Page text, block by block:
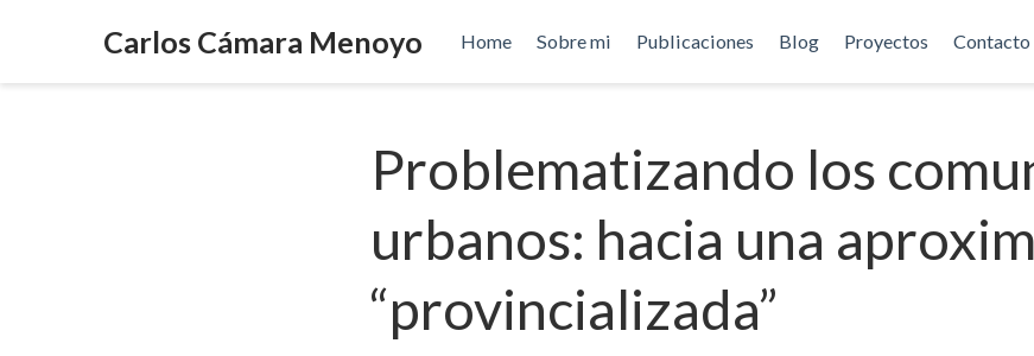
Carlos Cámara Menoyo Home Sobre mi Publicaciones Blog Proyectos Contacto
Problematizando los
urbanos: hacia una
“provincializada”